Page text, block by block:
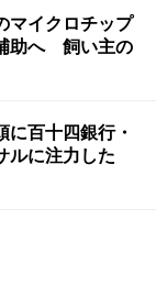
イクロチップ
助へ 飼い主の
に百十四銀行・
ルに注力した